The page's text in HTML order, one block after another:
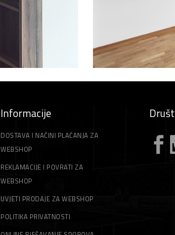
Informacije
DOSTAVA I NAČINI PLAĆANJA ZA
WEBSHOP
REKLAMACIJE I POVRATI ZA
WEBSHOP
UVJETI PRODAJE ZA WEBSHOP
POLITIKA PRIVATNOSTI